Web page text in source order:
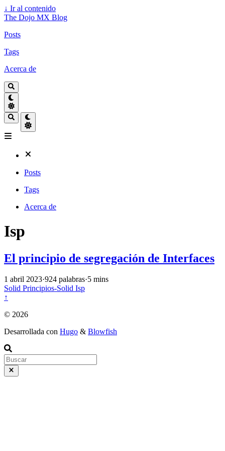
↓ Ir al contenido
The Dojo MX Blog
Posts
Tags
Acerca de
Posts
Tags
Acerca de
Isp
El principio de segregación de Interfaces
1 abril 2023·924 palabras·5 mins
Solid Principios-Solid Isp
↑
© 2026
Desarrollada con Hugo & Blowfish